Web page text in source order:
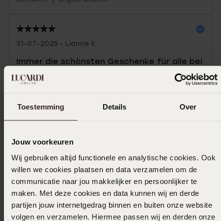
Toestemming Details Over
Jouw voorkeuren
Wij gebruiken altijd functionele en analytische cookies. Ook
willen we cookies plaatsen en data verzamelen om de
communicatie naar jou makkelijker en persoonlijker te
maken. Met deze cookies en data kunnen wij en derde
partijen jouw internetgedrag binnen en buiten onze website
volgen en verzamelen. Hiermee passen wij en derden onze
31-07-2025 - Lianne K.
Immer die schönsten Geschenke für alle bei
Lucardi
In den Warenkorb legen
Das könnte dir gefallen